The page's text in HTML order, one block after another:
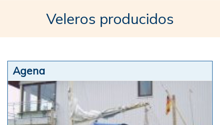
Veleros producidos
Agena